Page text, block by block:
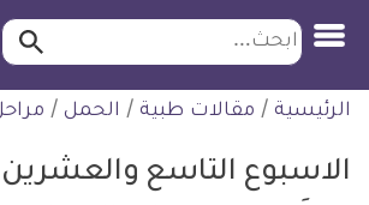
التخطي
للمحتوى
ابحث
الرئيسية / مقالات طبية / الحمل /
الاسبوع التاسع